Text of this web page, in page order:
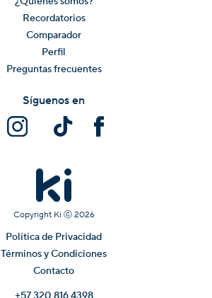
Recordatorios
Comparador
Perfil
Preguntas frecuentes
Copyright Ki ⓒ 2026
Política de Privacidad
Términos y Condiciones
Contacto
Síguenos en